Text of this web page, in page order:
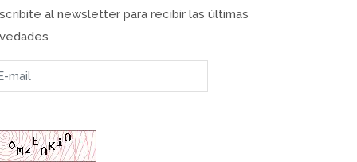
al newsletter para recibir las últimas